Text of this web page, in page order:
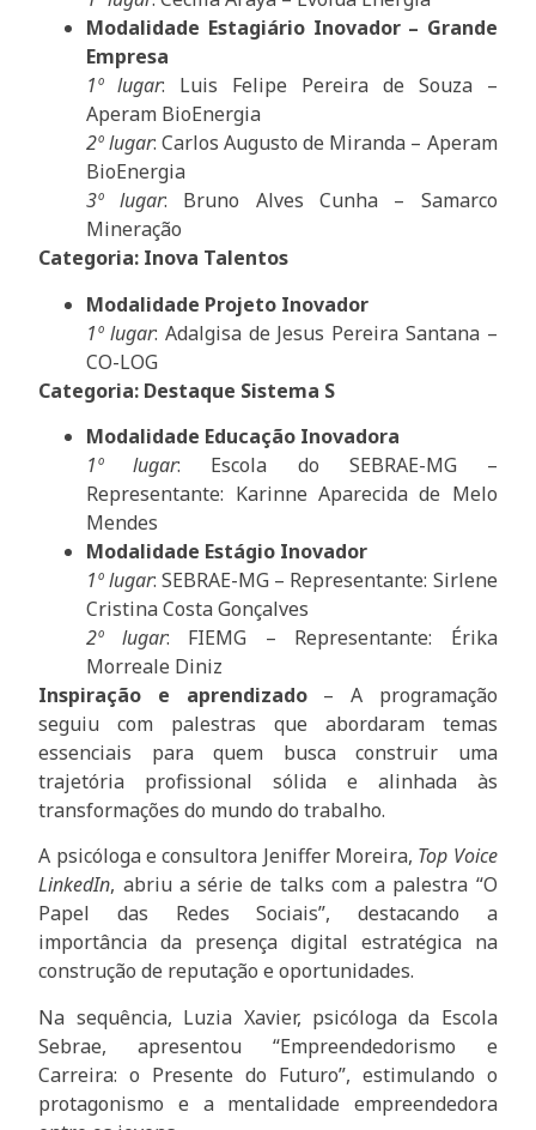
Modalidade Estagiário Inovador – Grande
Empresa
1º lugar: Luis Felipe Pereira de Souza –
Aperam BioEnergia
2º lugar: Carlos Augusto de Miranda – Aperam
BioEnergia
3º lugar: Bruno Alves Cunha – Samarco
Mineração
Categoria: Inova Talentos
Modalidade Projeto Inovador
1º lugar: Adalgisa de Jesus Pereira Santana –
CO-LOG
Categoria: Destaque Sistema S
Modalidade Educação Inovadora
1º lugar: Escola do SEBRAE-MG –
Representante: Karinne Aparecida de Melo
Mendes
Modalidade Estágio Inovador
1º lugar: SEBRAE-MG – Representante: Sirlene
Cristina Costa Gonçalves
2º lugar: FIEMG – Representante: Érika
Morreale Diniz
Inspiração e aprendizado– A programação
seguiu com palestras que abordaram temas
essenciais para quem busca construir uma
trajetória profissional sólida e alinhada às
transformações do mundo do trabalho.
A psicóloga e consultora Jeniffer Moreira, Top Voice
LinkedIn, abriu a série de talks com a palestra “O
Papel das Redes Sociais”, destacando a
importância da presença digital estratégica na
construção de reputação e oportunidades.
Na sequência, Luzia Xavier, psicóloga da Escola
Sebrae, apresentou “Empreendedorismo e
Carreira: o Presente do Futuro”, estimulando o
protagonismo e a mentalidade empreendedora